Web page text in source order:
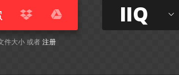
件大小 或者 注册
IIQ